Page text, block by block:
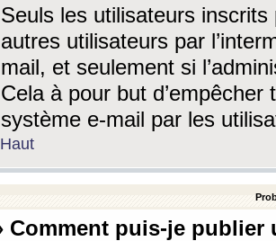
Seuls les utilisateurs
autres utilisateurs par
mail, et seulement si
Cela à pour but
système e-mail par les
Haut
Comment puis-je